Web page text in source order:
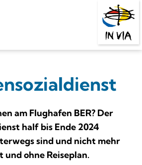
am Flughafen BER? Der
half bis Ende 2024
sind und nicht mehr
ohne Reiseplan.